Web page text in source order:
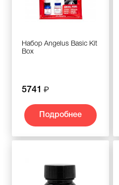
Набор Angelus Basic Kit
Box
5741
Подробнее